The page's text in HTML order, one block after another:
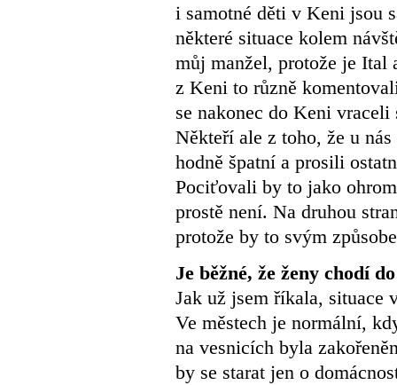
i samotné děti v Keni jsou
některé situace kolem
můj manžel, protože je Ital
z Keni to různě
se nakonec do Keni
Někteří ale z toho, že u
hodně špatní a prosili
Pociťovali by to jako
prostě není. Na druhou
protože by to svým
Je běžné, že ženy chodí
Jak už jsem říkala, situace
Ve městech je normální,
na vesnicích byla
by se starat jen o